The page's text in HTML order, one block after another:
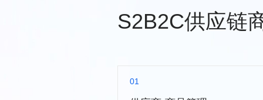
S2B2C供应链
01